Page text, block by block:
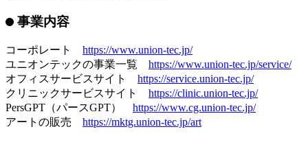
会社名：ユニオンテック株式会社
設立：2000年6月
資本金：1億円
事業内容：オフィス・商空間の企画設計施工。オフィス家具
の購買・施工のBPO。
代表取締役：大川祐介
ミッション：Build a new standard.